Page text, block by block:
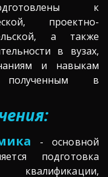
к
проектно-
а также
в вузах,
и навыкам
полученным в
- основной
подготовка
квалификации,